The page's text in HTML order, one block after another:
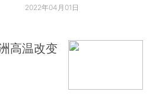
2022年04月01日
高温改变